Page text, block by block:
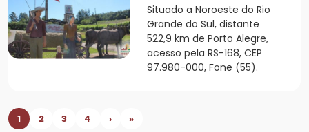
Situado a Noroeste do Rio
Grande do Sul, distante
522,9 km de Porto Alegre,
acesso pela RS-168, CEP
97.980-000, Fone (55).
1 2 3 4 › »